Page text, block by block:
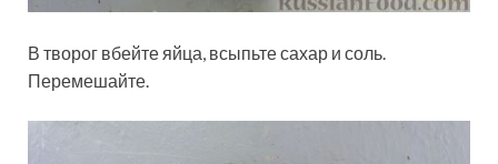
В творог вбейте яйца, всыпьте сахар и соль.
Перемешайте.